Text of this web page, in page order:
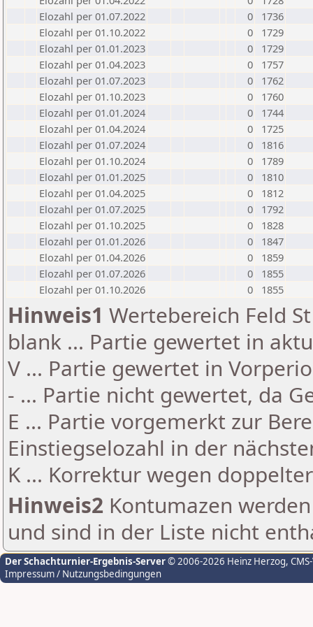
Elozahl per 01.07.2022
0
1736
Elozahl per 01.10.2022
0
1729
Elozahl per 01.01.2023
0
1729
Elozahl per 01.04.2023
0
1757
Elozahl per 01.07.2023
0
1762
Elozahl per 01.10.2023
0
1760
Elozahl per 01.01.2024
0
1744
Elozahl per 01.04.2024
0
1725
Elozahl per 01.07.2024
0
1816
Elozahl per 01.10.2024
0
1789
Elozahl per 01.01.2025
0
1810
Elozahl per 01.04.2025
0
1812
Elozahl per 01.07.2025
0
1792
Elozahl per 01.10.2025
0
1828
Elozahl per 01.01.2026
0
1847
Elozahl per 01.04.2026
0
1859
Elozahl per 01.07.2026
0
1855
Elozahl per 01.10.2026
0 1855
Hinweis1 Wertebereich Feld
blank ... Partie gewertet in
V ... Partie gewertet in
- ... Partie nicht gewertet, da
E ... Partie vorgemerkt zur
Einstiegselozahl in der
K ... Korrektur wegen
Hinweis2 Kontumazen
und sind in der Liste nicht
Der Schachturnier-Ergebnis-Server© 2006-2026 Heinz Herzog,
Impressum / Nutzungsbedingungen